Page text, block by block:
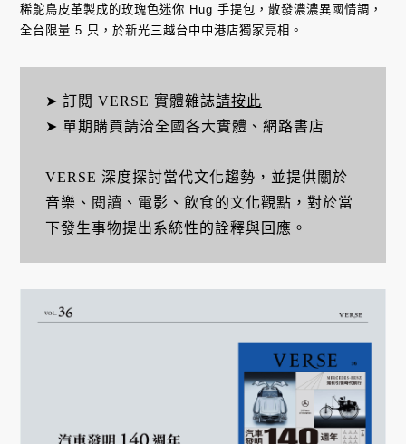
稀鴕鳥皮革製成的玫瑰色迷你 Hug 手提包，散發濃濃異國情調，
全台限量 5 只，於新光三越台中中港店獨家亮相。
➤ 訂閱 VERSE 實體雜誌請按此
➤ 單期購買請洽全國各大實體、網路書店
VERSE 深度探討當代文化趨勢，並提供關於
音樂、閱讀、電影、飲食的文化觀點，對於當
下發生事物提出系統性的詮釋與回應。